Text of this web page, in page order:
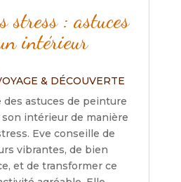
stress : astuces
intérieur
& DÉCOUVERTE
des astuces de peinture
intérieur de manière
Eve conseille de
vibrantes, de bien
et de transformer ce